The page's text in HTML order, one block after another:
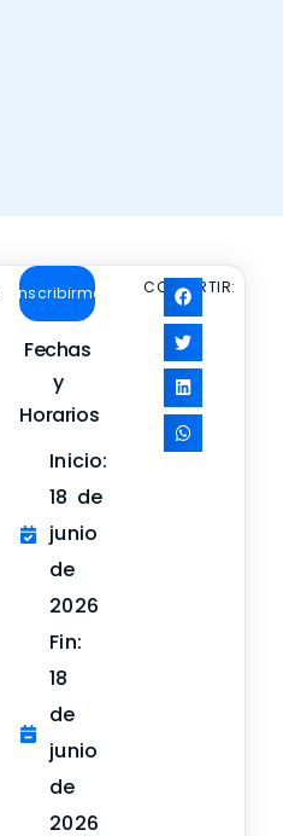
Inscribirme
Fechas
y
Horarios
Inicio:
18 de
junio
de
2026
Fin:
18
de
junio
de
2026
COMPARTIR: